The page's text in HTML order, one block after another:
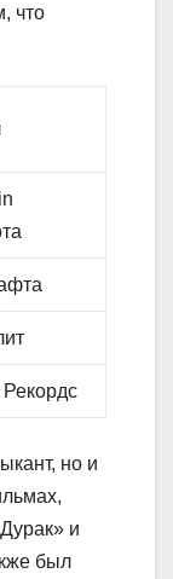
что
Рекордс
но и
и
был